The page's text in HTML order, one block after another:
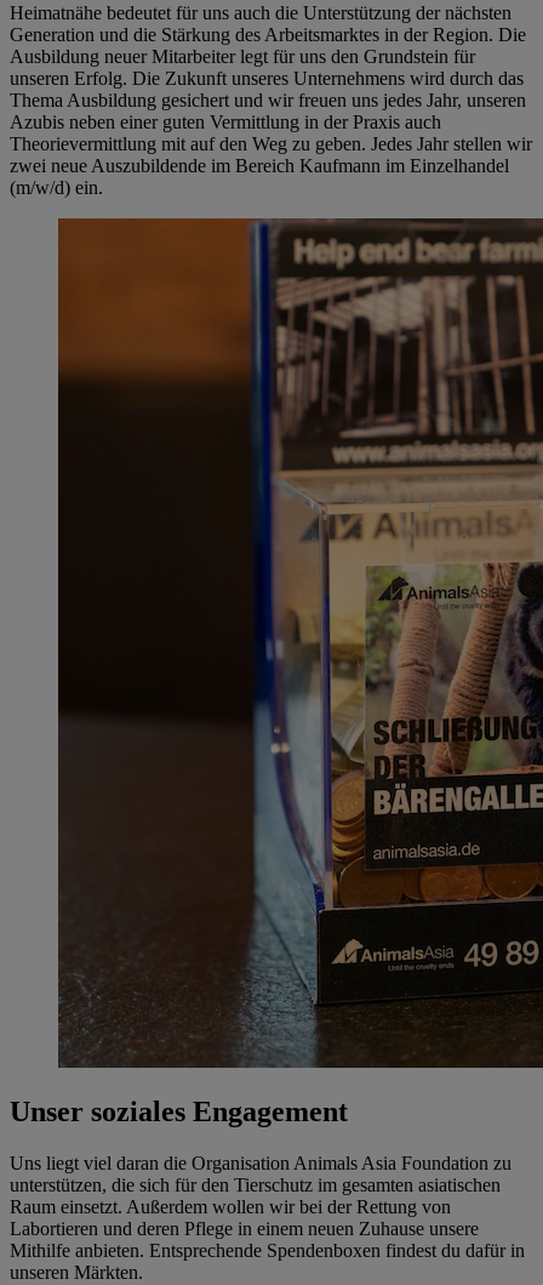
Heimatnähe bedeutet für uns auch die Unterstützung der nächsten
Generation und die Stärkung des Arbeitsmarktes in der Region. Die
Ausbildung neuer Mitarbeiter legt für uns den Grundstein für
unseren Erfolg. Die Zukunft unseres Unternehmens wird durch das
Thema Ausbildung gesichert und wir freuen uns jedes Jahr, unseren
Azubis neben einer guten Vermittlung in der Praxis auch
Theorievermittlung mit auf den Weg zu geben. Jedes Jahr stellen wir
zwei neue Auszubildende im Bereich Kaufmann im Einzelhandel
(m/w/d) ein.
Unser soziales Engagement
Uns liegt viel daran die Organisation Animals Asia Foundation zu
unterstützen, die sich für den Tierschutz im gesamten asiatischen
Raum einsetzt. Außerdem wollen wir bei der Rettung von
Labortieren und deren Pflege in einem neuen Zuhause unsere
Mithilfe anbieten. Entsprechende Spendenboxen findest du dafür in
unseren Märkten.